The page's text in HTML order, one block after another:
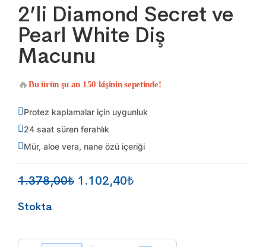
2’li Diamond Secret ve
Pearl White Diş
Macunu
🔥Bu ürün şu an 150 kişinin sepetinde!
Protez kaplamalar için uygunluk
24 saat süren ferahlık
Mür, aloe vera, nane özü içeriği
1.378,00₺ Orijinal
1.102,40₺Şu
Stokta